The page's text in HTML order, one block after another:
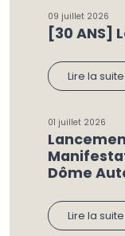
09 juillet 2026
[30 ANS]
Lire la suite
01 juillet 2026
Dôme
Lire la suite